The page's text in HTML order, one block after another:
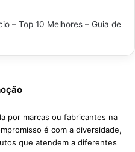
– Top 10 Melhores – Guia de
por marcas ou fabricantes na
é com a diversidade,
que atendem a diferentes